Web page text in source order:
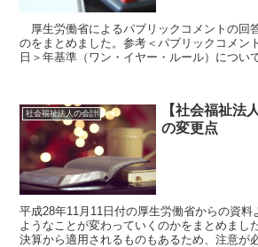
厚生労働省によるパブリックコメントの回
のをまとめました。参考＜パブリックコメ
日＞年基準（ワン・イヤー・ルール）につい
社会福祉法人の会計
【社会福祉法
の変更点
平成28年11月11日付の厚生労働省からの資料
ようなことが変わっていくのかをまとめまし
決算から適用されるものもあるため、注意が